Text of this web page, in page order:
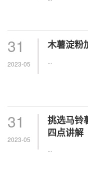
31
2023-05
木薯淀粉
...
31
2023-05
挑选马铃
四点讲解
...